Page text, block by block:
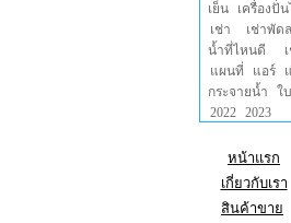
เย็น
เครื่องปั่
เช่า
เช่าพัด
น้ำที่ไหนดี
แผนที่
แอร์
กระจายน้ำ
ใ
2022
2023
หน้าแรก
เกี่ยวกับเรา
สินค้าขาย